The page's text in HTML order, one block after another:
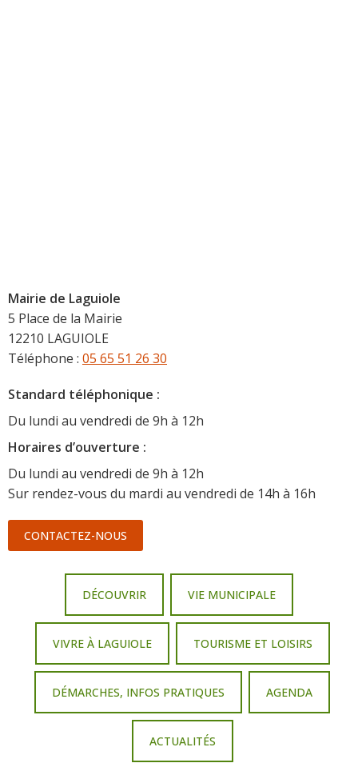
Mairie de Laguiole
5 Place de la Mairie
12210 LAGUIOLE
Téléphone : 05 65 51 26 30
Standard téléphonique :
Du lundi au vendredi de 9h à 12h
Horaires d’ouverture :
Du lundi au vendredi de 9h à 12h
Sur rendez-vous du mardi au vendredi de 14h à 16h
CONTACTEZ-NOUS
DÉCOUVRIR VIE MUNICIPALE
VIVRE À LAGUIOLE TOURISME ET LOISIRS
DÉMARCHES, INFOS PRATIQUES AGENDA
ACTUALITÉS